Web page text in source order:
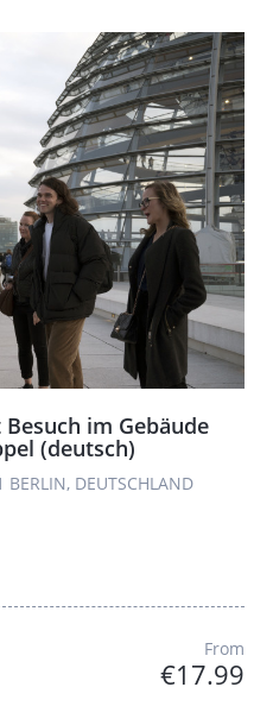
im Gebäude
(deutsch)
BERLIN, DEUTSCHLAND
From
€17.99